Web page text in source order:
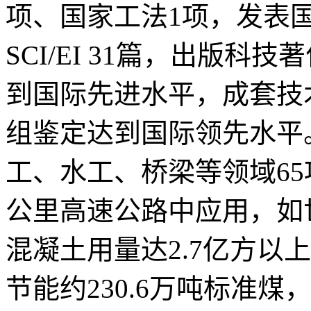
项、国家工法1项，发表
SCI/EI 31篇，出版科技
到国际先进水平，成套
组鉴定达到国际领先水
工、水工、桥梁等领域
公里高速公路中应用，
混凝土用量达2.7亿方以
节能约230.6万吨标准煤